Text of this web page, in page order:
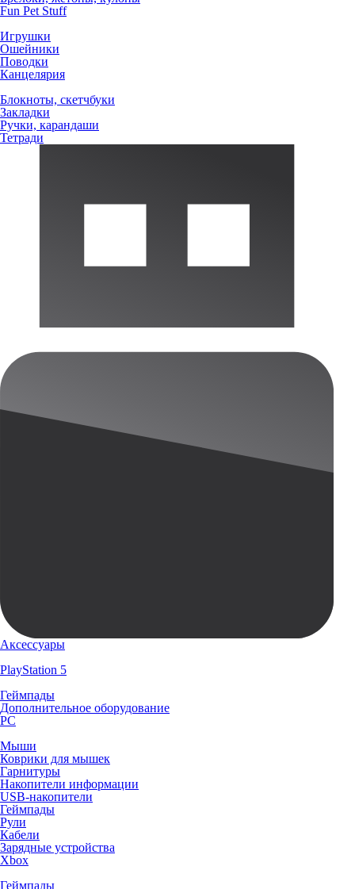
Fun Pet Stuff
Игрушки
Ошейники
Поводки
Канцелярия
Блокноты, скетчбуки
Закладки
Ручки, карандаши
Тетради
Аксессуары
PlayStation 5
Геймпады
Дополнительное оборудование
PC
Мыши
Коврики для мышек
Гарнитуры
Накопители информации
USB-накопители
Геймпады
Рули
Кабели
Зарядные устройства
Xbox
Геймпады